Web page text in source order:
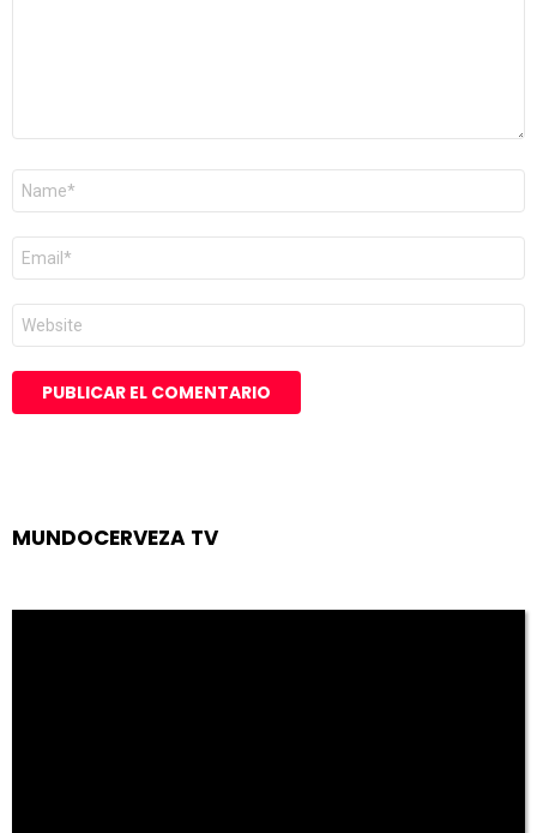
Nombre
Correo
electrónico
*
Web
MUNDOCERVEZA TV